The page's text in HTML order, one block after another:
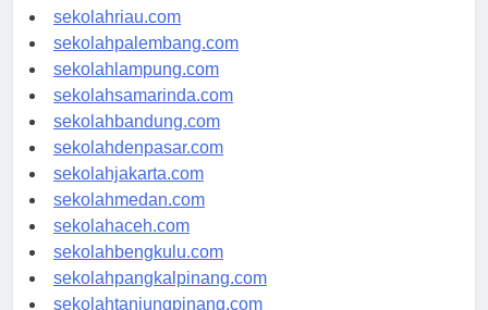
sekolahjambi.com
sekolahriau.com
sekolahpalembang.com
sekolahlampung.com
sekolahsamarinda.com
sekolahbandung.com
sekolahdenpasar.com
sekolahjakarta.com
sekolahmedan.com
sekolahaceh.com
sekolahbengkulu.com
sekolahpangkalpinang.com